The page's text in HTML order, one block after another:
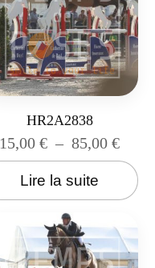
HR2A2838
15,00€ – 85,00€
Lire la suite